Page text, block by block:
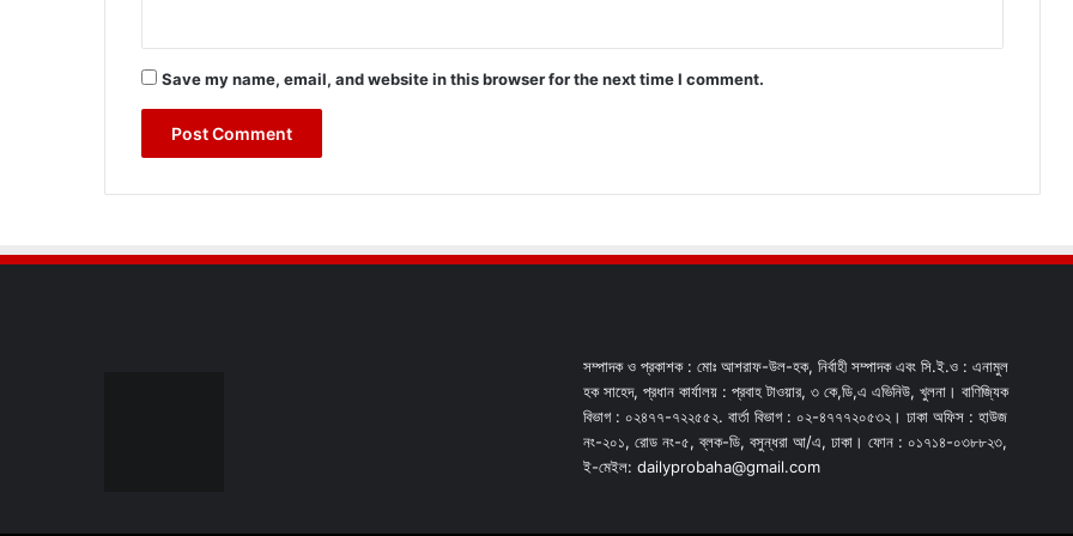
Save my name, email, and website in this browser for the next time I comment.
সম্পাদক ও প্রকাশক : মোঃ আশরাফ-উল-হক, নির্বাহী সম্পাদক এবং সি.ই.ও : এনামুল
হক সাহেদ, প্রধান কার্যালয় : প্রবাহ টাওয়ার, ৩ কে,ডি,এ এভিনিউ, খুলনা। বাণিজ্যিক
বিভাগ : ০২৪৭৭-৭২২৫৫২. বার্তা বিভাগ : ০২-৪৭৭৭২০৫৩২। ঢাকা অফিস : হাউজ
নং-২০১, রোড নং-৫, ব্লক-ডি, বসুন্ধরা আ/এ, ঢাকা। ফোন : ০১৭১৪-০৩৮৮২৩,
ই-মেইল: dailyprobaha@gmail.com